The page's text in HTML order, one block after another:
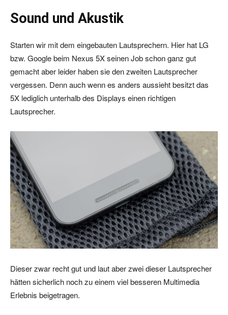
Sound und Akustik
Starten wir mit dem eingebauten Lautsprechern. Hier hat LG
bzw. Google beim Nexus 5X seinen Job schon ganz gut
gemacht aber leider haben sie den zweiten Lautsprecher
vergessen. Denn auch wenn es anders aussieht besitzt das
5X lediglich unterhalb des Displays einen richtigen
Lautsprecher.
Dieser zwar recht gut und laut aber zwei dieser Lautsprecher
hätten sicherlich noch zu einem viel besseren Multimedia
Erlebnis beigetragen.